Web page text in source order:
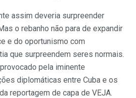
assim deveria surpreender
o rebanho não para de expandir
e do oportunismo com
que surpreendem seres normais.
pela iminente
diplomáticas entre Cuba e os
reportagem de capa de VEJA.